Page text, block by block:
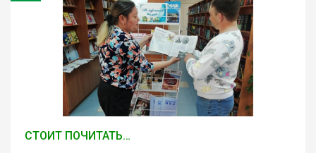
СТОИТ ПОЧИТАТЬ…